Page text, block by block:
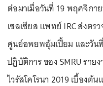
ต่อมาเมื่อวันที่ 19 พฤศจิกา
เซลเซียส แพทย์ IRC ส่งตร
ศูนย์อพยพอุ้มเปี้ยม และวัน
ปฏิบัติการ ของ SMRU ราย
ไวรัสโคโรนา 2019 เบื้อง